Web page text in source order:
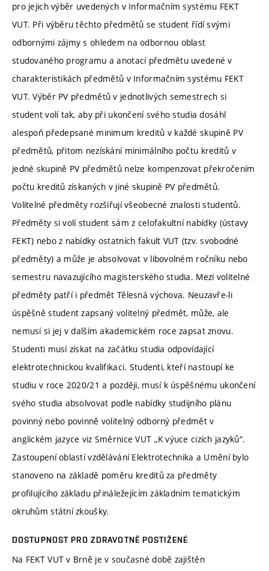
pro jejich výběr uvedených v Informačním systému FEKT
VUT. Při výběru těchto předmětů se student řídí svými
odbornými zájmy s ohledem na odbornou oblast
studovaného programu a anotací předmětu uvedené v
charakteristikách předmětů v Informačním systému FEKT
VUT. Výběr PV předmětů v jednotlivých semestrech si
student volí tak, aby při ukončení svého studia dosáhl
alespoň předepsané minimum kreditů v každé skupině PV
předmětů, přitom nezískání minimálního počtu kreditů v
jedné skupině PV předmětů nelze kompenzovat překročením
počtu kreditů získaných v jiné skupině PV předmětů.
Volitelné předměty rozšiřují všeobecné znalosti studentů.
Předměty si volí student sám z celofakultní nabídky (ústavy
FEKT) nebo z nabídky ostatních fakult VUT (tzv. svobodné
předměty) a může je absolvovat v libovolném ročníku nebo
semestru navazujícího magisterského studia. Mezi volitelné
předměty patří i předmět Tělesná výchova. Neuzavře-li
úspěšně student zapsaný volitelný předmět, může, ale
nemusí si jej v dalším akademickém roce zapsat znovu.
Studenti musí získat na začátku studia odpovídající
elektrotechnickou kvalifikaci. Studenti, kteří nastoupí ke
studiu v roce 2020/21 a později, musí k úspěšnému ukončení
svého studia absolvovat podle nabídky studijního plánu
povinný nebo povinně volitelný odborný předmět v
anglickém jazyce viz Směrnice VUT „K výuce cizích jazyků“.
Zastoupení oblastí vzdělávání Elektrotechnika a Umění bylo
stanoveno na základě poměru kreditů za předměty
profilujícího základu přináležejícím základním tematickým
okruhům státní zkoušky.
DOSTUPNOST PRO ZDRAVOTNĚ POSTIŽENÉ
Na FEKT VUT v Brně je v současné době zajištěn